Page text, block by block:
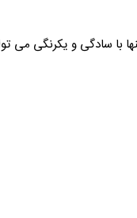
با سادگی و یکرنگی